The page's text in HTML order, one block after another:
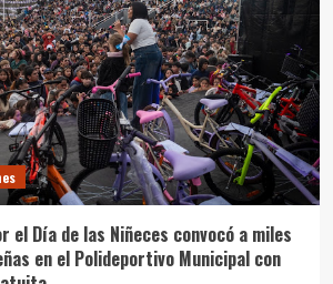
el Día de las Niñeces convocó a miles
en el Polideportivo Municipal con